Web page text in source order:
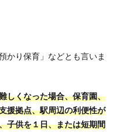
かり保育」などとも言いま
しくなった場合、保育園、
援拠点、駅周辺の利便性が
子供を１日、または短期間